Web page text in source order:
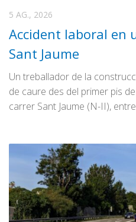
5 AG., 2026
Accident laboral en
Sant Jaume
Un treballador de la
de caure des del primer pis
carrer Sant Jaume (N-II),